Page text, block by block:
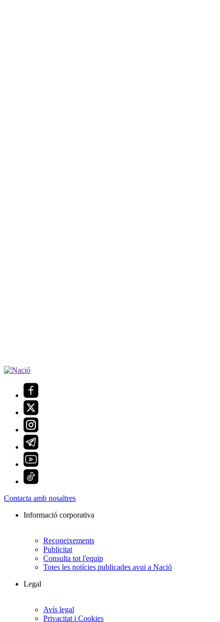
Contacta amb nosaltres
Informació corporativa
Reconeixements
Publicitat
Consulta tot l'equip
Totes les notícies publicades avui a Nació
Legal
Avís legal
Privacitat i Cookies